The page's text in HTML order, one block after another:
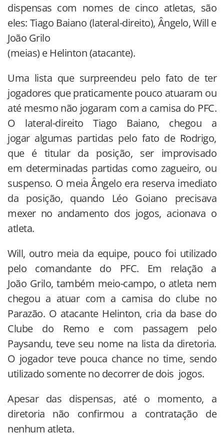
dispensas com nomes de cinco atletas, são
eles: Tiago Baiano (lateral-direito), Ângelo, Will e
João Grilo
(meias) e Helinton (atacante).
Uma lista que surpreendeu pelo fato de ter
jogadores que praticamente pouco atuaram ou
até mesmo não jogaram com a camisa do PFC.
O lateral-direito Tiago Baiano, chegou a
jogar algumas partidas pelo fato de Rodrigo,
que é titular da posição, ser improvisado
em determinadas partidas como zagueiro, ou
suspenso. O meia Ângelo era reserva imediato
da posição, quando Léo Goiano precisava
mexer no andamento dos jogos, acionava o
atleta.
Will, outro meia da equipe, pouco foi utilizado
pelo comandante do PFC. Em relação a
João Grilo, também meio-campo, o atleta nem
chegou a atuar com a camisa do clube no
Parazão. O atacante Helinton, cria da base do
Clube do Remo e com passagem pelo
Paysandu, teve seu nome na lista da diretoria.
O jogador teve pouca chance no time, sendo
utilizado somente no decorrer de dois jogos.
Apesar das dispensas, até o momento, a
diretoria não confirmou a contratação de
nenhum atleta.